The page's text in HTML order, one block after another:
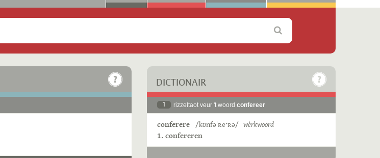
DICTIONAIR
1 rizzeltaot veur 't woord confereer
conferere /kʊnfəˈʀeˑʀə/ wèrkwoord
1. confereren